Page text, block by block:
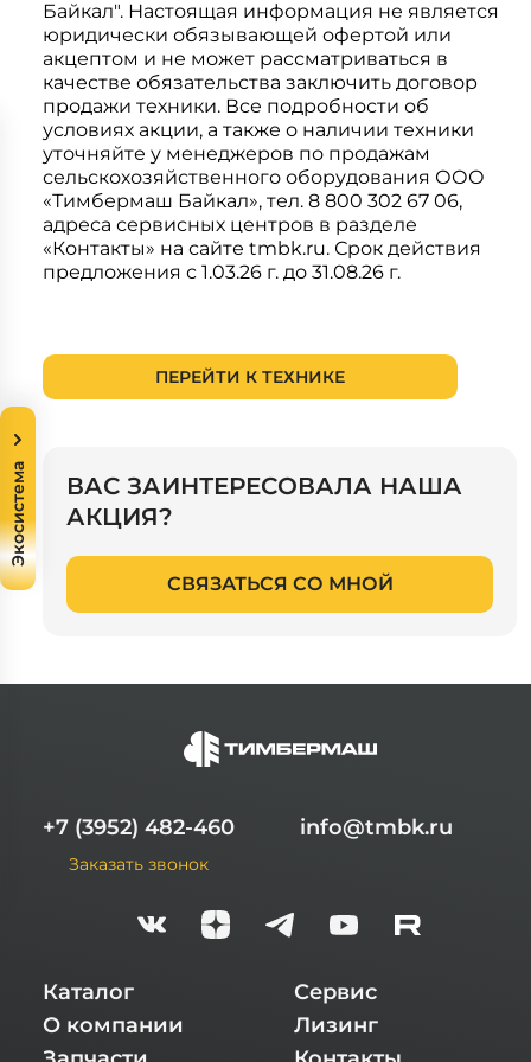
Байкал". Настоящая информация не является
юридически обязывающей офертой или
акцептом и не может рассматриваться в
качестве обязательства заключить договор
продажи техники. Все подробности об
условиях акции, а также о наличии техники
уточняйте у менеджеров по продажам
сельскохозяйственного оборудования ООО
«Тимбермаш Байкал», тел. 8 800 302 67 06,
адреса сервисных центров в разделе
«Контакты» на сайте tmbk.ru. Срок действия
предложения с 1.03.26 г. до 31.08.26 г.
ПЕРЕЙТИ К ТЕХНИКЕ
ВАС ЗАИНТЕРЕСОВАЛА НАША
АКЦИЯ?
СВЯЗАТЬСЯ СО МНОЙ
+7 (3952) 482-460
Заказать звонок
info@tmbk.ru
Каталог
О компании
Сервис
Лизинг
Экосистема
Системы 3D нивелирования
Мини-погрузчики
Грейферные захваты
Посевная техника